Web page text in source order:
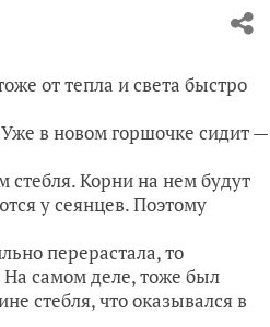
от тепла и света быстро
в новом горшочке сидит —
стебля. Корни на нем будут
у сеянцев. Поэтому
перерастала, то
На самом деле, тоже был
стебля, что оказывался в